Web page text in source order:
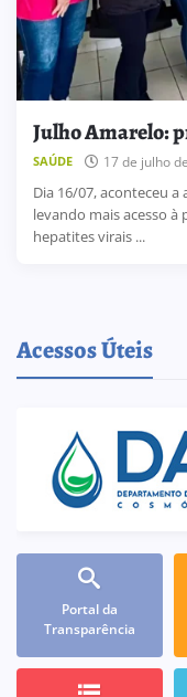
Julho Amarelo:
SAÚDE 17 de julho
Dia 16/07, aconteceu a
levando mais acesso à
hepatites virais ...
Acessos Úteis
Portal da
Transparência